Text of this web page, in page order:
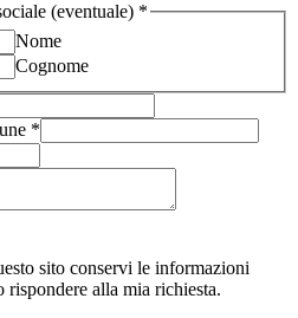
(eventuale) *
Nome
Cognome
*
sito conservi le informazioni
rispondere alla mia richiesta.